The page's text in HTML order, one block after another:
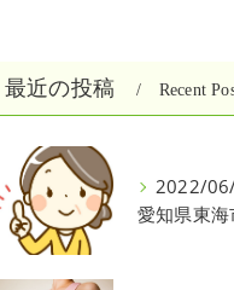
最近の投稿 Recent
2022/